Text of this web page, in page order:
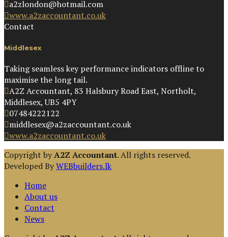
a2zlondon@hotmail.com
www.a2zaccountant.co.uk
Contact
Middlesex
Taking seamless key performance indicators offline to
maximise the long tail.
A2Z Accountant, 83 Halsbury Road East, Northolt,
Middlesex, UB5 4PY
07484222122
middlesex@a2zaccountant.co.uk
www.a2zaccountant.co.uk
Copyright byA2Z Accountant. All rights reserved.
Developed ByWEBbuilders.lk
Home
About us
Contact
News